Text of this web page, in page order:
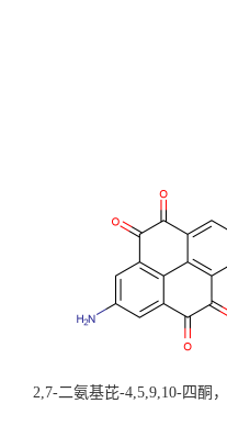
2,7-二氨基芘-4,5,9,10-四酮